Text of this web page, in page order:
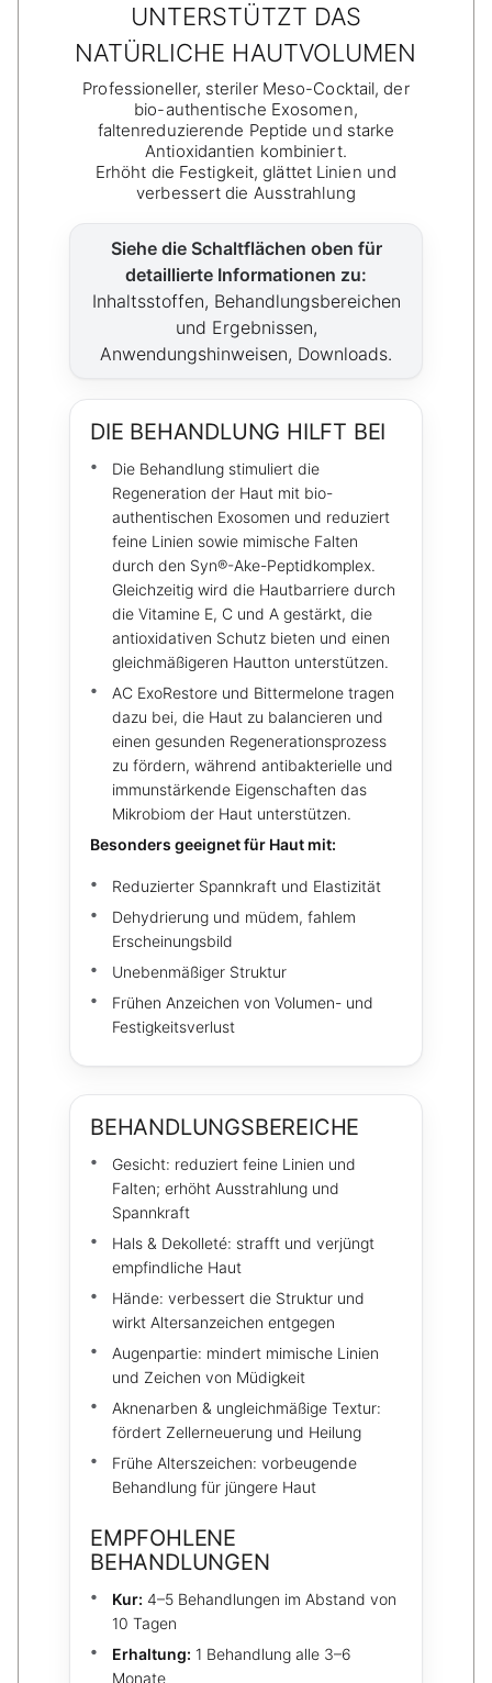
UNTERSTÜTZT DAS
NATÜRLICHE HAUTVOLUMEN
Professioneller, steriler Meso-Cocktail, der
bio-authentische Exosomen,
faltenreduzierende Peptide und starke
Antioxidantien kombiniert.
Erhöht die Festigkeit, glättet Linien und
verbessert die Ausstrahlung
Siehe die Schaltflächen oben für
detaillierte Informationen zu:
Inhaltsstoffen, Behandlungsbereichen
und Ergebnissen,
Anwendungshinweisen, Downloads.
DIE BEHANDLUNG HILFT BEI
Die Behandlung stimuliert die
Regeneration der Haut mit bio-
authentischen Exosomen und reduziert
feine Linien sowie mimische Falten
durch den Syn®-Ake-Peptidkomplex.
Gleichzeitig wird die Hautbarriere durch
die Vitamine E, C und A gestärkt, die
antioxidativen Schutz bieten und einen
gleichmäßigeren Hautton unterstützen.
AC ExoRestore und Bittermelone tragen
dazu bei, die Haut zu balancieren und
einen gesunden Regenerationsprozess
zu fördern, während antibakterielle und
immunstärkende Eigenschaften das
Mikrobiom der Haut unterstützen.
Besonders geeignet für Haut mit:
Reduzierter Spannkraft und Elastizität
Dehydrierung und müdem, fahlem
Erscheinungsbild
Unebenmäßiger Struktur
Frühen Anzeichen von Volumen- und
Festigkeitsverlust
BEHANDLUNGSBEREICHE
Gesicht: reduziert feine Linien und
Falten; erhöht Ausstrahlung und
Spannkraft
Hals & Dekolleté: strafft und verjüngt
empfindliche Haut
Hände: verbessert die Struktur und
wirkt Altersanzeichen entgegen
Augenpartie: mindert mimische Linien
und Zeichen von Müdigkeit
Aknenarben & ungleichmäßige Textur:
fördert Zellerneuerung und Heilung
Frühe Alterszeichen: vorbeugende
Behandlung für jüngere Haut
EMPFOHLENE
BEHANDLUNGEN
Kur: 4–5 Behandlungen im Abstand von
10 Tagen
Erhaltung: 1 Behandlung alle 3–6
Monate